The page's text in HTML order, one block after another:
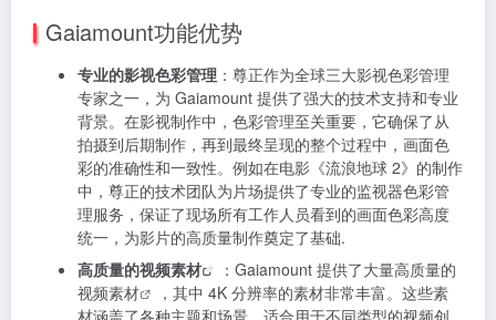
Gaiamount功能优势
专业的影视色彩管理 ：尊正作为全球三大影视色彩管理
专家之一，为 Gaiamount 提供了强大的技术支持和专业
背景。在影视制作中，色彩管理至关重要，它确保了从
拍摄到后期制作，再到最终呈现的整个过程中，画面色
彩的准确性和一致性。例如在电影《流浪地球 2》的制作
中，尊正的技术团队为片场提供了专业的监视器色彩管
理服务，保证了现场所有工作人员看到的画面色彩高度
统一，为影片的高质量制作奠定了基础.
高质量的视频素材
：Gaiamount 提供了大量高质量的
视频素材
，其中 4K 分辨率的素材非常丰富。这些素
材涵盖了各种主题和场景，适合用于不同类型的视频创